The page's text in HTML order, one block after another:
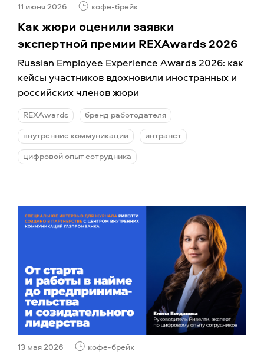
11 июня 2026 кофе-брейк
Как жюри оценили заявки
экспертной премии REXAwards 2026
Russian Employee Experience Awards 2026: как
кейсы участников вдохновили иностранных и
российских членов жюри
REXAwards
бренд работодателя
внутренние коммуникации
интранет
цифровой опыт сотрудника
13 мая 2026 кофе-брейк